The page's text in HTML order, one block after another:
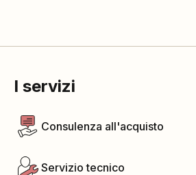
I servizi
Consulenza all'acquisto
Servizio tecnico